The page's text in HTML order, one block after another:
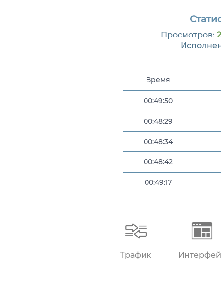
Просмотров:
Время
00:49:50
00:48:29
00:48:34
00:48:42
00:49:17
Трафик